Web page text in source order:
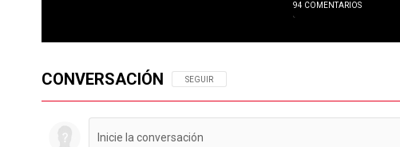
94 COMENTARIOS
CONVERSACIÓN SIGA ESTA CONVERSACIÓN PARA RECIBIR
SEGUIR